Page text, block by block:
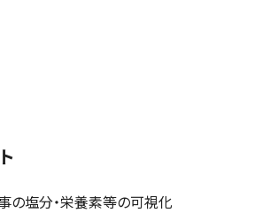
の塩分・栄養素等の可視化